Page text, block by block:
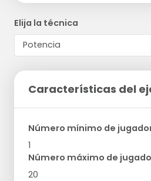
Elija la técnica
Características del
Número mínimo de
1
Número máximo de
20